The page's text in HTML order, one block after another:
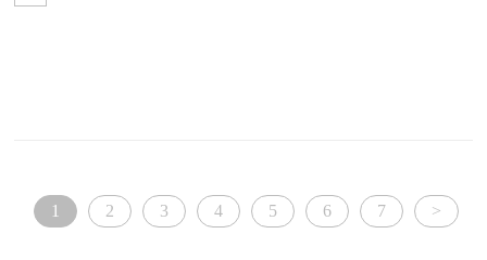
1 2 3 4 5 6 7 >